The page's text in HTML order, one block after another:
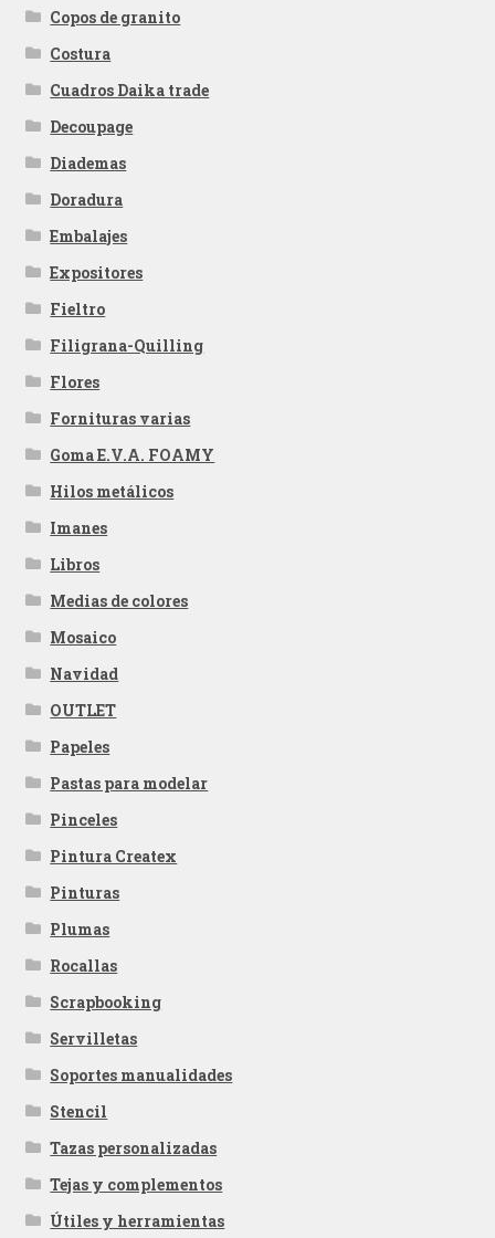
Copos de granito
Costura
Cuadros Daika trade
Decoupage
Diademas
Doradura
Embalajes
Expositores
Fieltro
Filigrana-Quilling
Flores
Fornituras varias
Goma E.V.A. FOAMY
Hilos metálicos
Imanes
Libros
Medias de colores
Mosaico
Navidad
OUTLET
Papeles
Pastas para modelar
Pinceles
Pintura Createx
Pinturas
Plumas
Rocallas
Scrapbooking
Servilletas
Soportes manualidades
Stencil
Tazas personalizadas
Tejas y complementos
Útiles y herramientas